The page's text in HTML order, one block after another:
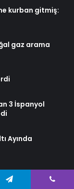
kurban gitmiş:
gaz arama
3 İspanyol
Ayında